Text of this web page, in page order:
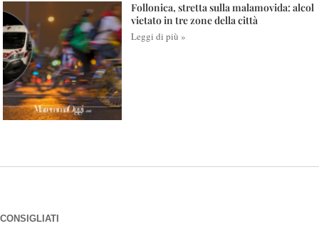
Follonica, stretta sulla malamovida: alcol
vietato in tre zone della città
Leggi di più »
CONSIGLIATI